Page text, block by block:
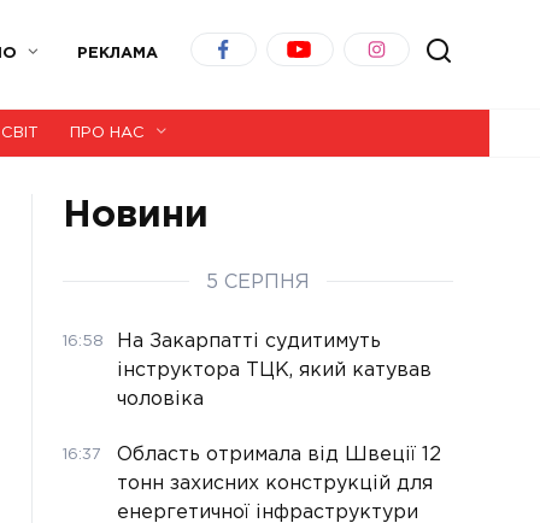
РЕКЛАМА
СВІТ ПРО НАС
Новини
5 СЕРПНЯ
16:58
На Закарпатті судитимуть
інструктора ТЦК, який катував
чоловіка
16:37
Область отримала від Швеції 12
тонн захисних конструкцій для
енергетичної інфраструктури